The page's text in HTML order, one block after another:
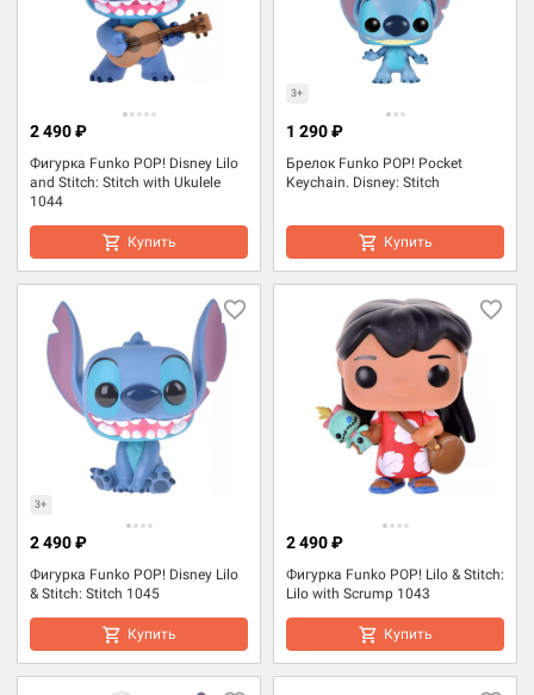
Фигурка Funko POP! Disney Lilo
and Stitch: Stitch with Ukulele
1044
2 490 ₽
Купить
3+
Брелок Funko POP! Pocket
Keychain. Disney: Stitch
1 290 ₽
Купить
3+
Фигурка Funko POP! Disney Lilo
& Stitch: Stitch 1045
2 490 ₽
Купить
Фигурка Funko POP! Lilo & Stitch:
Lilo with Scrump 1043
2 490 ₽
Купить